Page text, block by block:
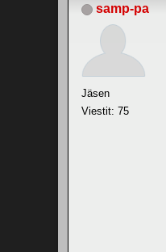
samp-pa
Jäsen
Viestit: 75